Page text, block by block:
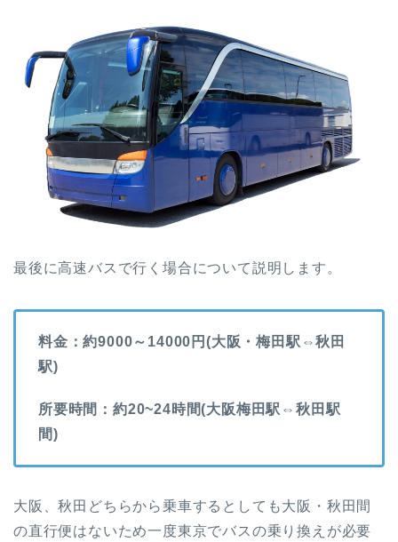
最後に高速バスで行く場合について説明します。
料金：約9000～14000円(大阪・梅田駅⇔秋田
駅)
所要時間：約20~24時間(大阪梅田駅⇔秋田駅
間)
大阪、秋田どちらから乗車するとしても大阪・秋田間
の直行便はないため一度東京でバスの乗り換えが必要